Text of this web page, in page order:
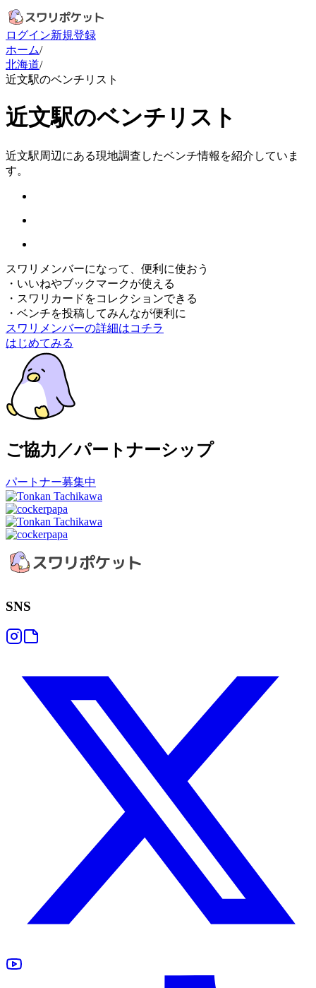
ログイン新規登録
ホーム/
北海道/
近文駅のベンチリスト
近文駅のベンチリスト
近文駅周辺にある現地調査したベンチ情報を紹介していま
す。
スワリメンバーになって、便利に使おう
・ いいねやブックマークが使える
・ スワリカードをコレクションできる
・ ベンチを投稿してみんなが便利に
スワリメンバーの詳細はコチラ
はじめてみる
ご協力／パートナーシップ
パートナー募集中
SNS